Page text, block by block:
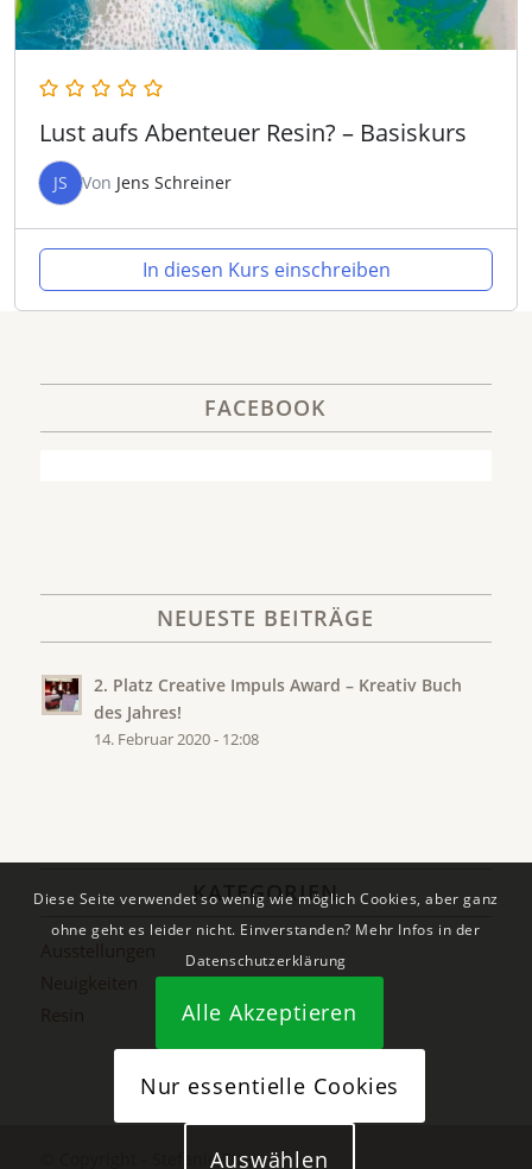
Lust aufs Abenteuer Resin? – Basiskurs
JS Von Jens Schreiner
In diesen Kurs einschreiben
FACEBOOK
NEUESTE BEITRÄGE
2. Platz Creative Impuls Award – Kreativ Buch
des Jahres!
14. Februar 2020 - 12:08
KATEGORIEN
© Copyright - Stefanie Etter
Diese Seite verwendet so wenig wie möglich Cookies, aber ganz
ohne geht es leider nicht. Einverstanden? Mehr Infos in der
Datenschutzerklärung
Alle Akzeptieren
Nur essentielle Cookies
Auswählen